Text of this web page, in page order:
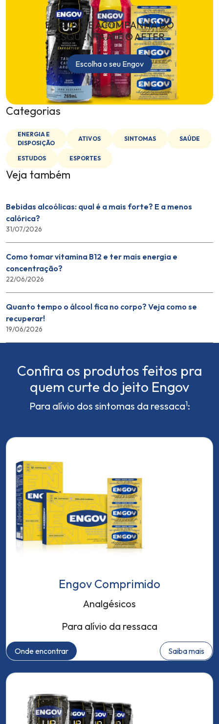
ENGOV TE ACOMPANHA DO
ESQUENTA ATÉ O AFTER
Escolha o seu Engov
Categorias
ENERGIA E
DISPOSIÇÃO
ATIVOS SINTOMAS SAÚDE
ESTUDOS ESPORTES
Veja também
Bebidas alcoólicas: qual é a mais forte? E a menos
calórica?
31/07/2026
Como tomar vitamina B12 e ter mais energia e
concentração?
22/06/2026
Quanto tempo o álcool fica no corpo? Veja como se
recuperar!
19/06/2026
Confira os produtos feitos pra
quem curte do jeito Engov
Para alívio dos sintomas da ressaca1:
Engov Comprimido
Analgésicos
Para alívio da ressaca
Onde encontrar Saiba mais